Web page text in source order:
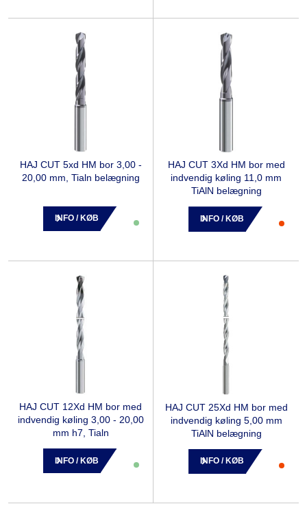
HAJ CUT 5xd HM bor 3,00 -
20,00 mm, Tialn belægning
INFO / KØB
HAJ CUT 3Xd HM bor med
indvendig køling 11,0 mm
TiAlN belægning
INFO / KØB
HAJ CUT 12Xd HM bor med
indvendig køling 3,00 - 20,00
mm h7, Tialn
INFO / KØB
HAJ CUT 25Xd HM bor med
indvendig køling 5,00 mm
TiAlN belægning
INFO / KØB